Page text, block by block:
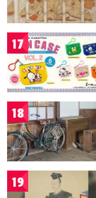
17
18
19